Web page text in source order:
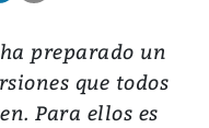
preparado un
que todos
Para ellos es